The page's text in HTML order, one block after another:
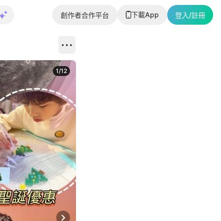
創作者合作平台 下載App 登入/註冊
1/12